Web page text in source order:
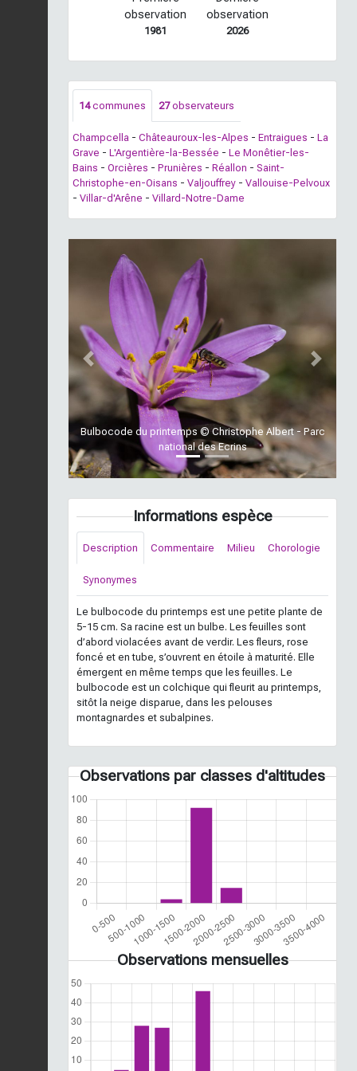
observation
1981
observation
2026
14communes 27observateurs
Champcella - Châteauroux-les-Alpes - Entraigues - La
Grave - L'Argentière-la-Bessée - Le Monêtier-les-
Bains - Orcières - Prunières - Réallon - Saint-
Christophe-en-Oisans - Valjouffrey - Vallouise-Pelvoux
- Villar-d'Arêne - Villard-Notre-Dame
Bulbocode du printemps © Christophe Albert - Parc
national des Ecrins
Previous Next
Informations espèce
Description Commentaire Milieu Chorologie
Synonymes
Le bulbocode du printemps est une petite plante de
5-15 cm. Sa racine est un bulbe. Les feuilles sont
d’abord violacées avant de verdir. Les fleurs, rose
foncé et en tube, s’ouvrent en étoile à maturité. Elle
émergent en même temps que les feuilles. Le
bulbocode est un colchique qui fleurit au printemps,
sitôt la neige disparue, dans les pelouses
montagnardes et subalpines.
Observations par classes d'altitudes
Observations mensuelles